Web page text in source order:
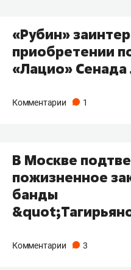
«Рубин»
приобретении
«Лацио» Сенада
Комментарии 1
В Москве
пожизненное
банды
Комментарии 3